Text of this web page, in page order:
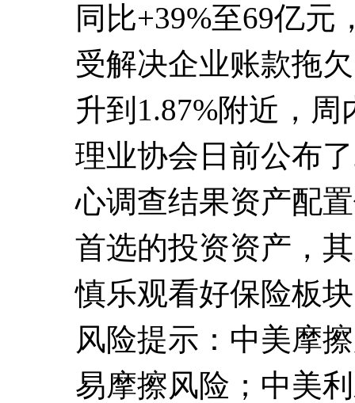
同比+39%至69亿元
受解决企业账款拖
升到1.87%附近，
理业协会日前公布
心调查结果资产配
首选的投资资产，
慎乐观看好保险板
风险提示：中美摩
易摩擦风险；中美